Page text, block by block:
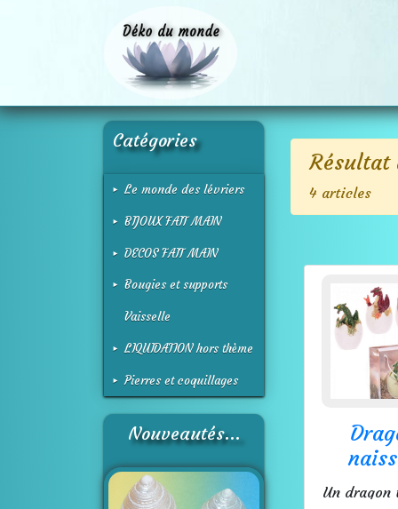
Catégories
Le monde des lévriers
BIJOUX FAIT MAIN
DECOS FAIT MAIN
Bougies et supports
Vaisselle
LIQUIDATION hors thème
Pierres et coquillages
Nouveautés...
Résultat
4 articles